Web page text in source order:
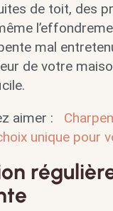
de toit, des
mal
de votre
aimer :
unique pour